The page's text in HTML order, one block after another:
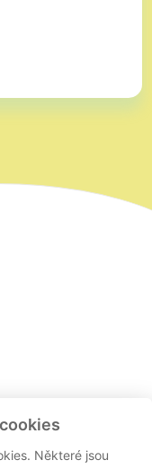
Některé jsou